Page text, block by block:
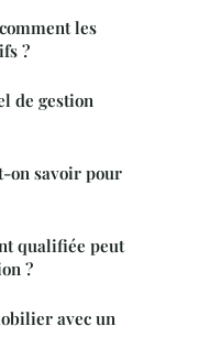
les
?
de gestion
on savoir pour
qualifiée peut
?
avec un